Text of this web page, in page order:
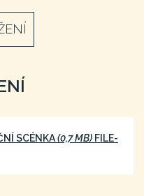
SCÉNKA(0,7 MB) FILE-